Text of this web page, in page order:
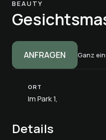
BEAUTY
ANFRAGEN Ganz
ORT
Im Park 1,
Details